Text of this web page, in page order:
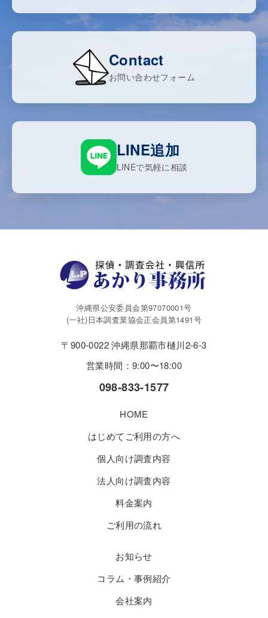
Contact
お問い合わせフォーム
LINE追加
LINEで気軽に相談
沖縄県公安委員会第97070001号
(一社)日本調査業協会正会員第1491号
〒900-0022 沖縄県那覇市樋川2-6-3
営業時間：9:00〜18:00
098-833-1577
HOME
はじめてご利用の方へ
個人向け調査内容
法人向け調査内容
料金案内
ご利用の流れ
お知らせ
コラム・事例紹介
会社案内